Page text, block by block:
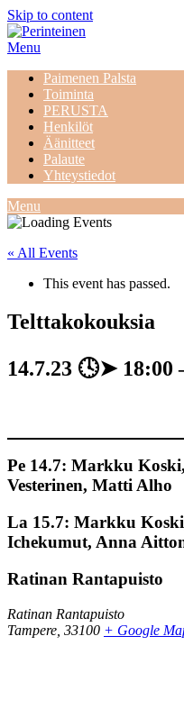
Skip to content
Menu
Paimenen Palsta
Toiminta
PERUSTA
Henkilöt
Äänitteet
Palaute
Yhteystiedot
Menu
« All Events
This event has passed.
Telttakokouksia
14.7.23 🕓➤ 18:00
Pe 14.7: Markku
Vesterinen, Matti Alho
La 15.7: Markku
Ichekumut, Anna
Ratinan Rantapuisto
Ratinan Rantapuisto
Tampere 33100 + Google